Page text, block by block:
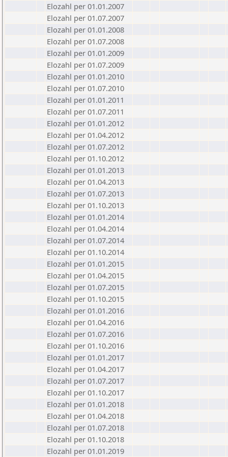
Elozahl per 01.01.2007
Elozahl per 01.07.2007
Elozahl per 01.01.2008
Elozahl per 01.07.2008
Elozahl per 01.01.2009
Elozahl per 01.07.2009
Elozahl per 01.01.2010
Elozahl per 01.07.2010
Elozahl per 01.01.2011
Elozahl per 01.07.2011
Elozahl per 01.01.2012
Elozahl per 01.04.2012
Elozahl per 01.07.2012
Elozahl per 01.10.2012
Elozahl per 01.01.2013
Elozahl per 01.04.2013
Elozahl per 01.07.2013
Elozahl per 01.10.2013
Elozahl per 01.01.2014
Elozahl per 01.04.2014
Elozahl per 01.07.2014
Elozahl per 01.10.2014
Elozahl per 01.01.2015
Elozahl per 01.04.2015
Elozahl per 01.07.2015
Elozahl per 01.10.2015
Elozahl per 01.01.2016
Elozahl per 01.04.2016
Elozahl per 01.07.2016
Elozahl per 01.10.2016
Elozahl per 01.01.2017
Elozahl per 01.04.2017
Elozahl per 01.07.2017
Elozahl per 01.10.2017
Elozahl per 01.01.2018
Elozahl per 01.04.2018
Elozahl per 01.07.2018
Elozahl per 01.10.2018
Elozahl per 01.01.2019